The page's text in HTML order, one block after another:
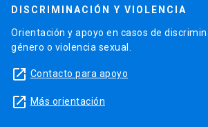
DISCRIMINACIÓN Y VIOLENCIA
Orientación y apoyo en casos de
género o violencia sexual.
launch Contacto para apoyo
launch Más orientación